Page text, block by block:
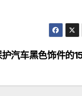
汽车黑色饰件的